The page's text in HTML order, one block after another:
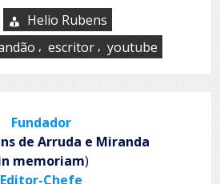
Helio Rubens
, escritor , youtube
Fundador
de Arruda e Miranda
memoriam)
Editor-Chefe